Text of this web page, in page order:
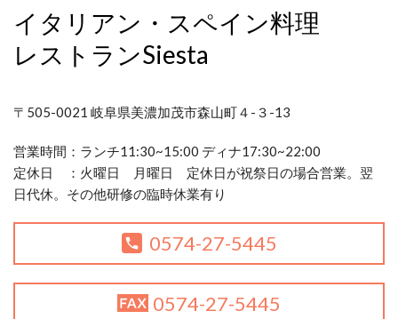
イタリアン・スペイン料理
レストランSiesta
〒505-0021 岐阜県美濃加茂市森山町４-３-13
営業時間： ランチ11:30~15:00 ディナ17:30~22:00
定休日 ： 火曜日 月曜日 定休日が祝祭日の場合営業。翌
日代休。その他研修の臨時休業有り
0574-27-5445
0574-27-5445